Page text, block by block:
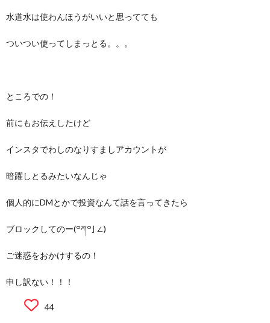
水道水は使わんほうがいいと思ってても
ついつい使ってしまっとる。。。
ところでの！
前にもお伝えしたけど
インスタでわしのなりすましアカウントが
暗躍しとるみたいなんじゃ
個人的にDMとかで投資なんて話を言ってきたら
ブロックしてのー(꒪ཀ꒪」∠)
ご迷惑をおかけするの！
申し訳ない！！！
44